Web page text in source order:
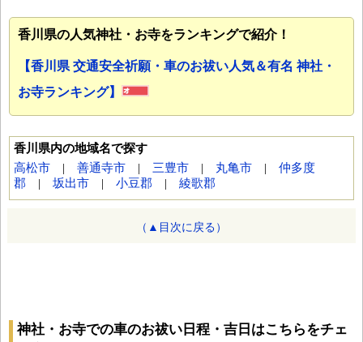
香川県の人気神社・お寺をランキングで紹介！
【香川県 交通安全祈願・車のお祓い人気＆有名 神社・
お寺ランキング】
香川県内の地域名で探す
高松市 | 善通寺市 | 三豊市 | 丸亀市 | 仲多度
郡 | 坂出市 | 小豆郡 | 綾歌郡
（▲目次に戻る）
神社・お寺での車のお祓い日程・吉日はこちらをチェ